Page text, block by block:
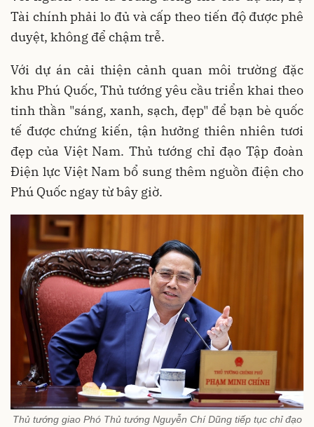
Tài chính phải lo đủ và cấp theo tiến độ được phê
duyệt, không để chậm trễ.
Với dự án cải thiện cảnh quan môi trường đặc
khu Phú Quốc, Thủ tướng yêu cầu triển khai theo
tinh thần "sáng, xanh, sạch, đẹp" để bạn bè quốc
tế được chứng kiến, tận hưởng thiên nhiên tươi
đẹp của Việt Nam. Thủ tướng chỉ đạo Tập đoàn
Điện lực Việt Nam bổ sung thêm nguồn điện cho
Phú Quốc ngay từ bây giờ.
Thủ tướng giao Phó Thủ tướng Nguyễn Chí Dũng tiếp tục chỉ đạo